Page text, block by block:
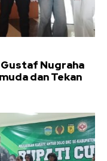
Gustaf Nugraha
dan Tekan